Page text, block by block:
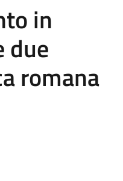
in
due
romana